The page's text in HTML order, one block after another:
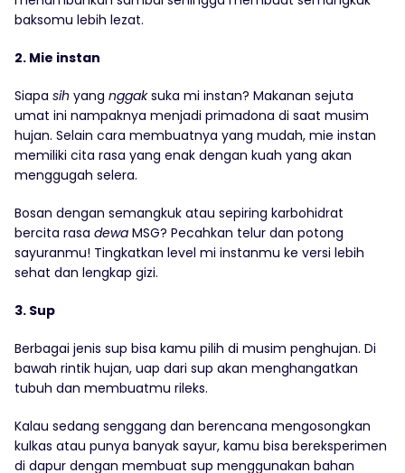
baksomu lebih lezat.
2. Mie instan
Siapa sih yang nggaksuka mi instan? Makanan sejuta
umat ini nampaknya menjadi primadona di saat musim
hujan. Selain cara membuatnya yang mudah, mie instan
memiliki cita rasa yang enak dengan kuah yang akan
menggugah selera.
Bosan dengan semangkuk atau sepiring karbohidrat
bercita rasa dewa MSG? Pecahkan telur dan potong
sayuranmu! Tingkatkan level mi instanmu ke versi lebih
sehat dan lengkap gizi.
3. Sup
Berbagai jenis sup bisa kamu pilih di musim penghujan. Di
bawah rintik hujan, uap dari sup akan menghangatkan
tubuh dan membuatmu rileks.
Kalau sedang senggang dan berencana mengosongkan
kulkas atau punya banyak sayur, kamu bisa bereksperimen
di dapur dengan membuat sup menggunakan bahan